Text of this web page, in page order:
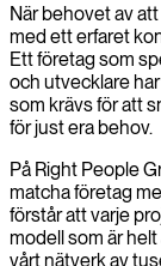
När behovet av
med ett erfaret
Ett företag som
och utvecklare
som krävs för att
för just era behov.
På Right People
matcha företag
förstår att varje
modell som är
vårt nätverk av